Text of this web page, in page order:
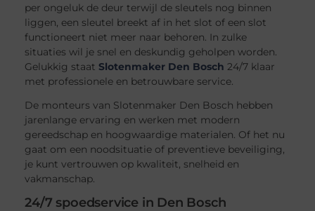
per ongeluk de deur terwijl de sleutels nog binnen
liggen, een sleutel breekt af in het slot of een slot
functioneert niet meer naar behoren. In zulke
situaties wil je snel en deskundig geholpen worden.
Gelukkig staat Slotenmaker Den Bosch 24/7 klaar
met professionele en betrouwbare service.
De monteurs van Slotenmaker Den Bosch hebben
jarenlange ervaring en werken met modern
gereedschap en hoogwaardige materialen. Of het nu
gaat om een noodsituatie of preventieve beveiliging,
je kunt vertrouwen op kwaliteit, snelheid en
vakmanschap.
24/7 spoedservice in Den Bosch